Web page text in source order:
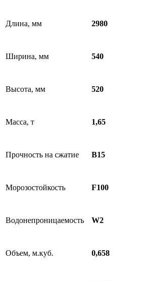
Длина, мм 2980
Ширина, мм 540
Высота, мм 520
Масса, т 1,65
Прочность на сжатие B15
Морозостойкость F100
Водонепроницаемость W2
Объем, м.куб. 0,658